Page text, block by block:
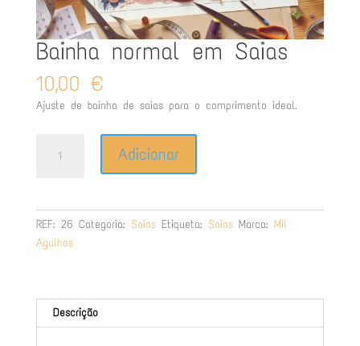
Bainha normal em Saias
10,00 €
Ajuste de bainha de saias para o comprimento ideal.
Adicionar
REF: 26 Categoria: Saias Etiqueta: Saias Marca: Mil
Agulhas
Descrição